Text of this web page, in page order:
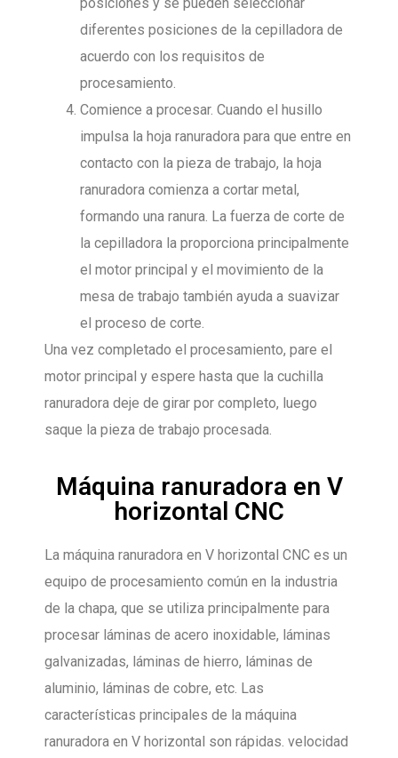
posiciones y se pueden seleccionar
diferentes posiciones de la cepilladora de
acuerdo con los requisitos de
procesamiento.
Comience a procesar. Cuando el husillo
impulsa la hoja ranuradora para que entre en
contacto con la pieza de trabajo, la hoja
ranuradora comienza a cortar metal,
formando una ranura. La fuerza de corte de
la cepilladora la proporciona principalmente
el motor principal y el movimiento de la
mesa de trabajo también ayuda a suavizar
el proceso de corte.
Una vez completado el procesamiento, pare el
motor principal y espere hasta que la cuchilla
ranuradora deje de girar por completo, luego
saque la pieza de trabajo procesada.
Máquina ranuradora en V
horizontal CNC
La máquina ranuradora en V horizontal CNC es un
equipo de procesamiento común en la industria
de la chapa, que se utiliza principalmente para
procesar láminas de acero inoxidable, láminas
galvanizadas, láminas de hierro, láminas de
aluminio, láminas de cobre, etc. Las
características principales de la máquina
ranuradora en V horizontal son rápidas. velocidad